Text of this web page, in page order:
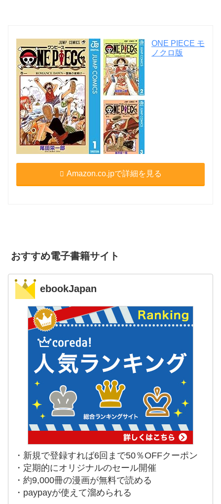
ONE PIECE モ
ノクロ版
Amazon.co.jpで詳細を見る
おすすめ電子書籍サイト
ebookJapan
・新規で登録すれば6回まで50％OFFクーポン
・定期的にオリジナルのセール開催
・約9,000冊の漫画が無料で読める
・paypayが使えて溜められる